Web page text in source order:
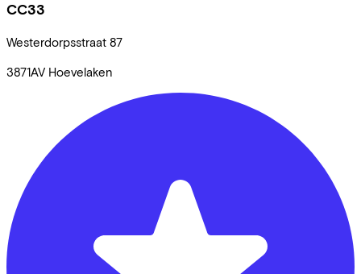
CC33
Westerdorpsstraat 87
3871AV Hoevelaken